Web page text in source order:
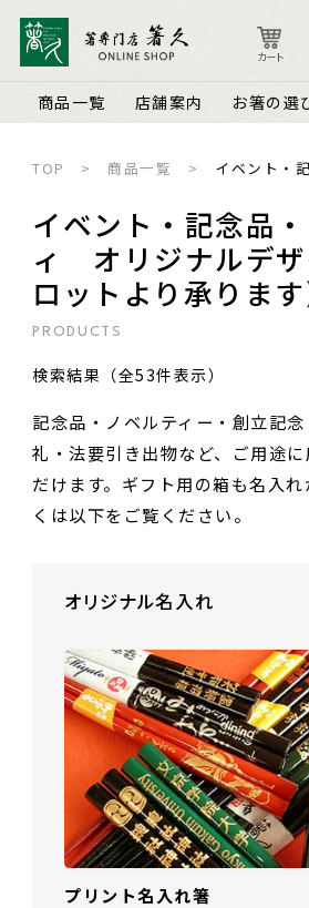
商品一覧 店舗案内 お箸の選
カート
店舗案内
ご利
箸久について
商品一覧
結婚祝い・結婚記念日
長寿祝い・賀寿（還暦・古希・米寿など）
ご夫婦・ご両親へ（夫婦箸）
成人祝い・卒業祝い・就職祝い
普段使い・自宅用
産地独自の塗り箸（津軽・若狭・輪島）
イベント・記念品・ノベルティオリジナ
トより承ります）
限定品・特別仕様品
お箸の魅力
よく
お箸の選び方
箸久
名入れ箸のご紹介
カート
特定商取引法に基づく表示
TOP 商品一覧 イベント・
イベント・記念品
ィ オリジナルデザ
ロットより承ります
PRODUCTS
検索結果（全53件表示）
記念品・ノベルティー・創立記
礼・法要引き出物など、ご用途
だけます。ギフト用の箱も名入
くは以下をご覧ください。
オリジナル名入れ
プリント名入れ箸